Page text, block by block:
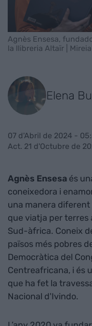
Agnès Ensesa,
la llibreria Altaïr |
Elena
07 d'Abril de 2024 -
Act. 21 d'Octubre de
Agnès Ensesa és
coneixedora i
una manera diferent
que viatja per terres
Sud-àfrica. Coneix
països més pobres
Democràtica del
Centreafricana, i és
que ha fet la
Nacional d'Ivindo.